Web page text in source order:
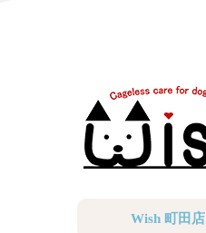
Wish 町田店